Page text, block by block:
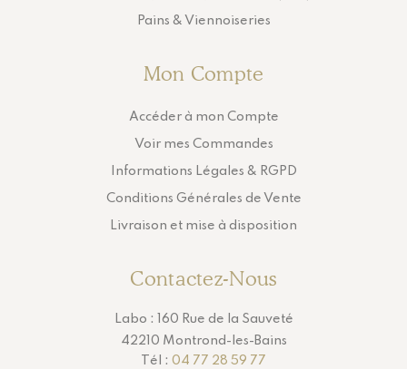
Pains & Viennoiseries
Mon Compte
Accéder à mon Compte
Voir mes Commandes
Informations Légales & RGPD
Conditions Générales de Vente
Livraison et mise à disposition
Contactez-Nous
Labo : 160 Rue de la Sauveté
42210 Montrond-les-Bains
Tél : 04 77 28 59 77